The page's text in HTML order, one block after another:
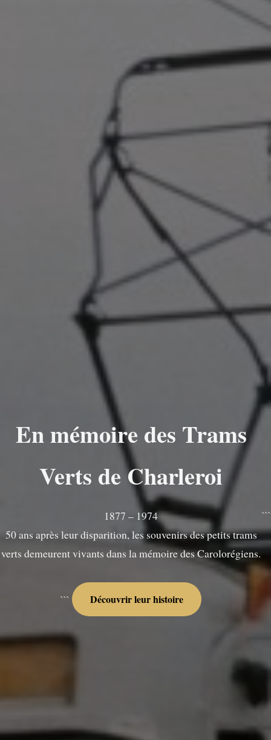
En mémoire des Trams
Verts de Charleroi
1877 – 1974
50 ans après leur disparition, les souvenirs des petits trams
verts demeurent vivants dans la mémoire des Carolorégiens.
``` Découvrir leur histoire
```